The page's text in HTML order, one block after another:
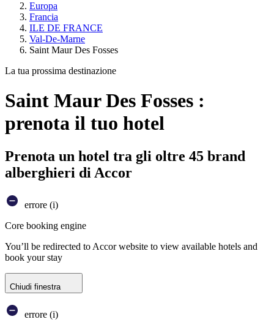
Europa
Francia
ILE DE FRANCE
Val-De-Marne
Saint Maur Des Fosses
La tua prossima destinazione
Saint Maur Des Fosses :
prenota il tuo hotel
Prenota un hotel tra gli oltre 45 brand
alberghieri di Accor
errore (i)
Core booking engine
You’ll be redirected to Accor website to view available hotels and
book your stay
Chiudi finestra
errore (i)